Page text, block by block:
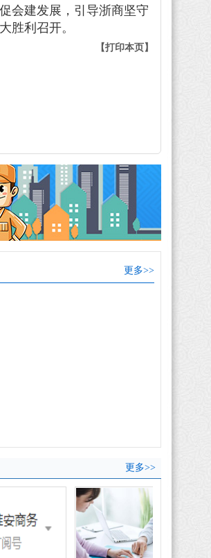
会建发展，引导浙商坚守
胜利召开。
【打印本页】
更多>>
更多>>